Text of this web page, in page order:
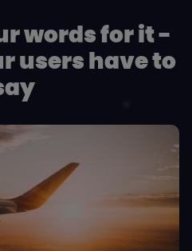
words for it -
users have to